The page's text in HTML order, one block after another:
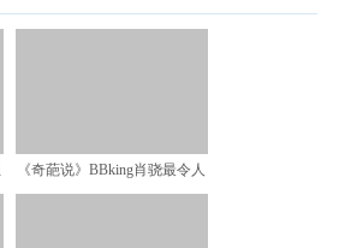
《奇葩说》BBking肖骁最令人